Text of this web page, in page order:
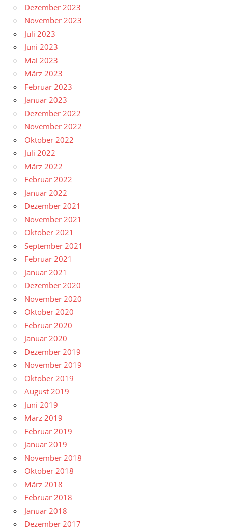
Dezember 2023
November 2023
Juli 2023
Juni 2023
Mai 2023
März 2023
Februar 2023
Januar 2023
Dezember 2022
November 2022
Oktober 2022
Juli 2022
März 2022
Februar 2022
Januar 2022
Dezember 2021
November 2021
Oktober 2021
September 2021
Februar 2021
Januar 2021
Dezember 2020
November 2020
Oktober 2020
Februar 2020
Januar 2020
Dezember 2019
November 2019
Oktober 2019
August 2019
Juni 2019
März 2019
Februar 2019
Januar 2019
November 2018
Oktober 2018
März 2018
Februar 2018
Januar 2018
Dezember 2017